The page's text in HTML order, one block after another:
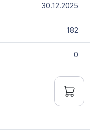
30.12.2025
182
0